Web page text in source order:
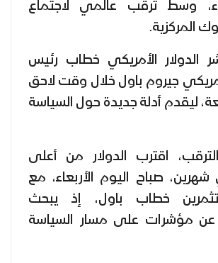
وسط ترقب عالمي لاجتماع
المركزية.
الدولار الأمريكي خطاب رئيس
جيروم باول خلال وقت لاحق
ليقدم أدلة جديدة حول السياسة
اقترب الدولار من أعلى
صباح اليوم الأربعاء، مع
خطاب باول، إذ يبحث
عن مؤشرات على مسار السياسة